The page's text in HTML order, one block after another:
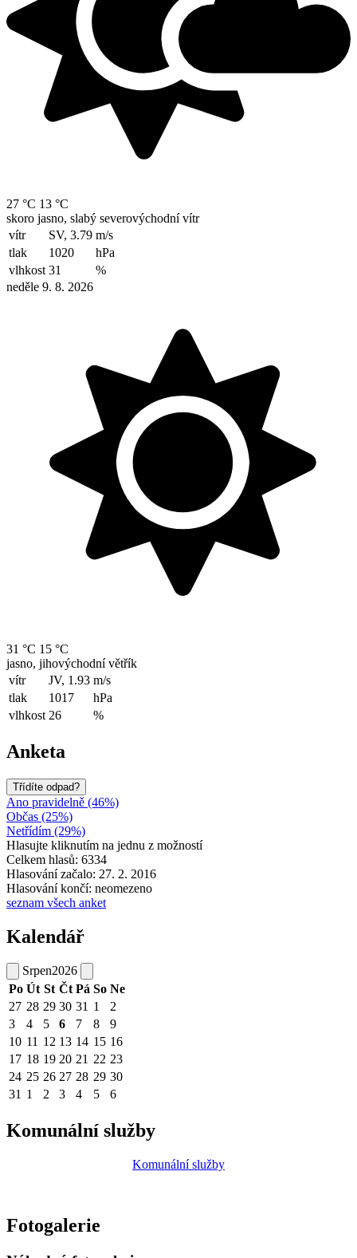
27 °C 13 °C
skoro jasno, slabý severovýchodní vítr
vítr
SV, 3.79 m/s
tlak
1020
hPa
vlhkost 31
%
neděle 9. 8. 2026
31 °C 15 °C
jasno, jihovýchodní větřík
vítr
JV, 1.93 m/s
tlak
1017
hPa
vlhkost 26 %
Anketa
Třídíte odpad?
Ano pravidelně (46%)
Občas (25%)
Netřídím (29%)
Hlasujte kliknutím na jednu z možností
Celkem hlasů: 6334
Hlasování začalo: 27. 2. 2016
Hlasování končí: neomezeno
seznam všech anket
Kalendář
Srpen2026
Po Út St Čt Pá So Ne
27 28 29 30 31 1
2
3
4 5 6 7 8
9
10 11 12 13 14 15 16
17 18 19 20 21 22 23
24 25 26 27 28 29 30
31 1 2 3 4 5 6
Komunální služby
Komunální služby
Fotogalerie